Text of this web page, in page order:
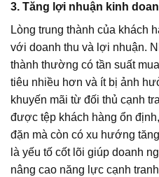
3. Tăng lợi nhuận kinh
Lòng trung thành của khách
với doanh thu và lợi nhuận.
thành thường có tần suất
tiêu nhiều hơn và ít bị ảnh
khuyến mãi từ đối thủ cạnh
được tệp khách hàng ổn
đặn mà còn có xu hướng
là yếu tố cốt lõi giúp doanh
nâng cao năng lực cạnh